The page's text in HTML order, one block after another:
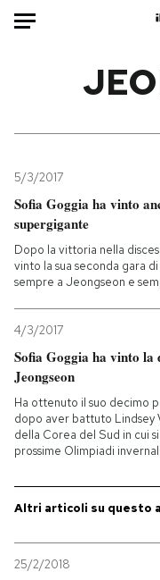
Mondo
Politica
Tecnologia
Internet
Scienza
Economia
Sport
PODCAST
5/3/2017
Sofia Goggia ha vinto
supergigante
Dopo la vittoria nella
vinto la sua seconda gara
sempre a Jeongseon e
4/3/2017
Sofia Goggia ha vinto la
Jeongseon
Ha ottenuto il suo decimo
dopo aver battuto Lindsey
della Corea del Sud in cui
prossime Olimpiadi invernali
Altri articoli su questo
25/2/2018